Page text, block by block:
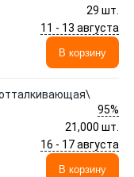
29 шт.
11 - 13 августа
В корзину
95%
21,000 шт.
16 - 17 августа
В корзину